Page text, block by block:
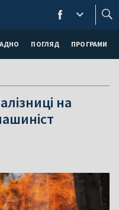
ПОГЛЯД ПРОГРАМИ
на